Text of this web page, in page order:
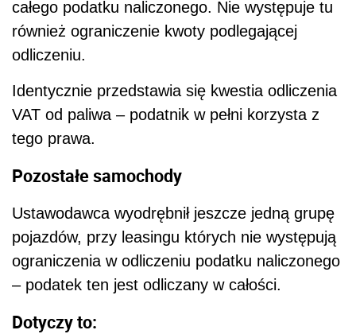
całego podatku naliczonego. Nie występuje tu
również ograniczenie kwoty podlegającej
odliczeniu.
Identycznie przedstawia się kwestia odliczenia
VAT od paliwa – podatnik w pełni korzysta z
tego prawa.
Pozostałe samochody
Ustawodawca wyodrębnił jeszcze jedną grupę
pojazdów, przy leasingu których nie występują
ograniczenia w odliczeniu podatku naliczonego
– podatek ten jest odliczany w całości.
Dotyczy to: